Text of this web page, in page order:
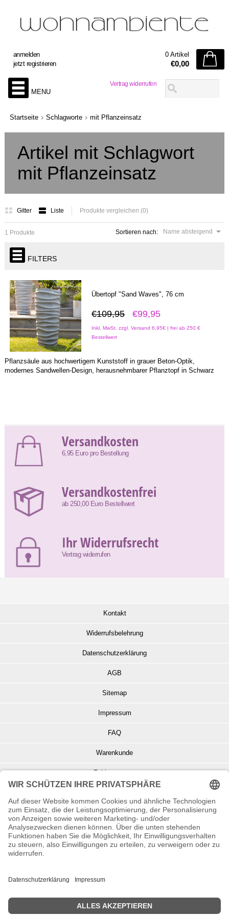
Vertrag widerrufen
anmelden
jetzt registrieren
0 Artikel
€0,00
MENU
Startseite Schlagworte mit Pflanzeinsatz
Artikel mit Schlagwort
mit Pflanzeinsatz
Gitter Liste Produkte vergleichen (0)
Sortieren nach: Name absteigend
1 Produkte
FILTERS
Übertopf "Sand Waves", 76 cm
Pflanzsäule aus hochwertigem Kunststoff in grauer Beton-Optik,
modernes Sandwellen-Design, herausnehmbarer Pflanztopf in Schwarz
€109,95 €99,95
Inkl. MwSt. zzgl. Versand 6,95€ | frei ab 250 €
Bestellwert
Versandkosten
6,95 Euro pro Bestellung
Versandkostenfrei
ab 250,00 Euro Bestellwert
Ihr Widerrufsrecht
Vertrag widerrufen
Kontakt
Widerrufsbelehrung
Datenschutzerklärung
AGB
Sitemap
Impressum
FAQ
Warenkunde
Zahlungsarten
Info zu Elektro- u. Elektronikgeräten
Batterieentsorgung
Informationen zur Echtheit von Kundenbewertungen